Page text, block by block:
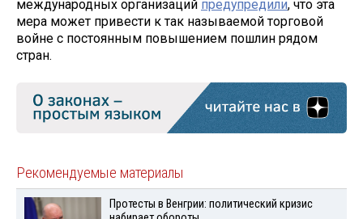
международных организаций предупредили, что эта
мера может привести к так называемой торговой
войне с постоянным повышением пошлин рядом
стран.
Рекомендуемые материалы
Протесты в Венгрии: политический кризис